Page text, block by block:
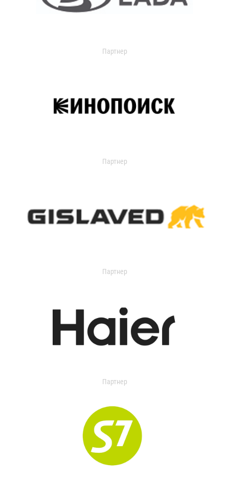
Партнер
Партнер
Партнер
Партнер